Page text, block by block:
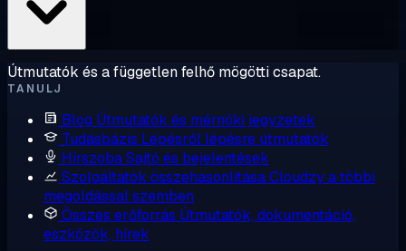
Útmutatók és a független felhő mögötti csapat.
TANULJ
Blog Útmutatók és mérnöki jegyzetek
Tudásbázis Lépésről lépésre útmutatók
HírszobaSajtó és bejelentések
Szolgáltatók összehasonlításaCloudzy a többi
megoldással szemben
Összes erőforrás Útmutatók, dokumentáció,
eszközök, hírek